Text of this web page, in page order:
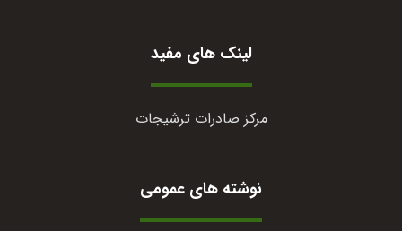
لینک های مفید
مرکز صادرات ترشیجات
نوشته های عمومی